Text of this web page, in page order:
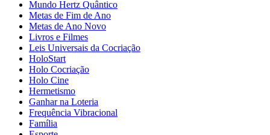
Mundo Hertz Quântico
Metas de Fim de Ano
Metas de Ano Novo
Livros e Filmes
Leis Universais da Cocriação
HoloStart
Holo Cocriação
Holo Cine
Hermetismo
Ganhar na Loteria
Frequência Vibracional
Família